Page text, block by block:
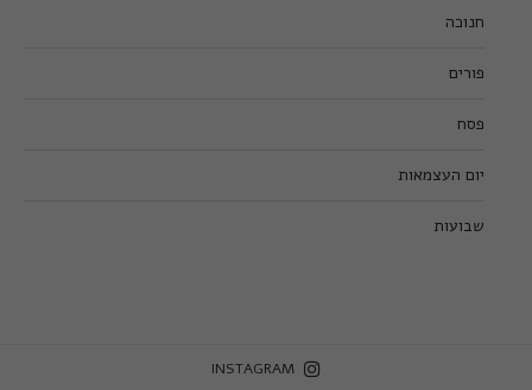
חנוכה
פורים
פסח
יום העצמאות
שבועות
INSTAGRAM